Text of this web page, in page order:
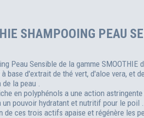
SHAMPOOING PEAU
Peau Sensible de la gamme SMOOTHIE
à base d'extrait de thé vert, d'aloe vera, et
la peau .
en polyphénols a une action
un pouvoir hydratant et nutritif pour le poil .
de ces trois actifs apaise et régénère les